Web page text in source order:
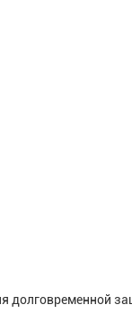
долговременной